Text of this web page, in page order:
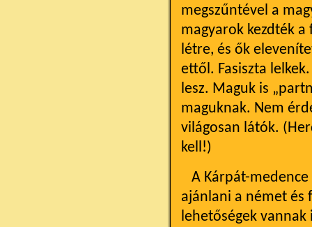
megszűntével a
magyarok kezdték
létre, és ők
ettől. Fasiszta
lesz. Maguk is
maguknak. Nem
világosan látók.
kell!)
A Kárpát-medence
ajánlani a német és
lehetőségek